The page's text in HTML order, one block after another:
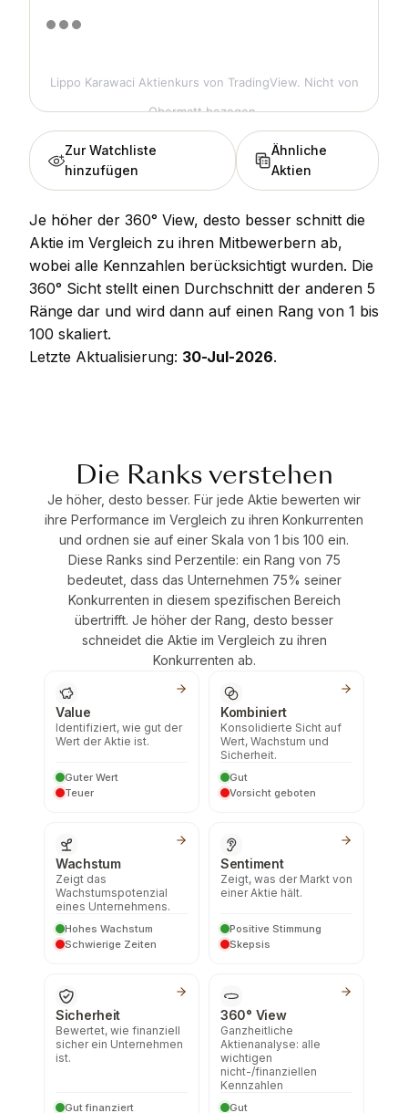
Lippo Karawaci Aktienkurs von TradingView. Nicht von
Obermatt bezogen.
Zur Watchliste
hinzufügen
Ähnliche
Aktien
Je höher der 360° View, desto besser schnitt die
Aktie im Vergleich zu ihren Mitbewerbern ab,
wobei alle Kennzahlen berücksichtigt wurden. Die
360° Sicht stellt einen Durchschnitt der anderen 5
Ränge dar und wird dann auf einen Rang von 1 bis
100 skaliert.
Letzte Aktualisierung: 30-Jul-2026.
Die Ranks verstehen
Je höher, desto besser. Für jede Aktie bewerten wir
ihre Performance im Vergleich zu ihren Konkurrenten
und ordnen sie auf einer Skala von 1 bis 100 ein.
Diese Ranks sind Perzentile: ein Rang von 75
bedeutet, dass das Unternehmen 75% seiner
Konkurrenten in diesem spezifischen Bereich
übertrifft. Je höher der Rang, desto besser
schneidet die Aktie im Vergleich zu ihren
Konkurrenten ab.
Value
Identifiziert, wie gut der
Wert der Aktie ist.
Guter Wert
Teuer
Kombiniert
Konsolidierte Sicht auf
Wert, Wachstum und
Sicherheit.
Gut
Vorsicht geboten
Wachstum
Zeigt das
Wachstumspotenzial
eines Unternehmens.
Hohes Wachstum
Schwierige Zeiten
Sentiment
Zeigt, was der Markt von
einer Aktie hält.
Positive Stimmung
Skepsis
Sicherheit
Bewertet, wie finanziell
sicher ein Unternehmen
ist.
Gut finanziert
360° View
Ganzheitliche
Aktienanalyse: alle
wichtigen
nicht-/finanziellen
Kennzahlen
Gut